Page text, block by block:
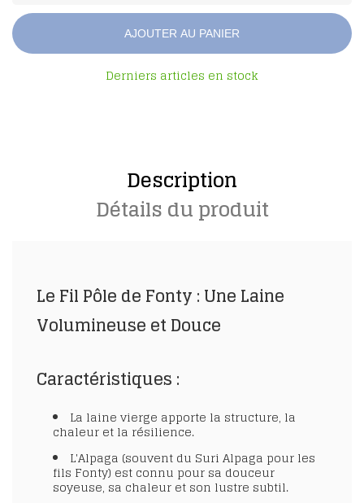
AJOUTER AU PANIER
Derniers articles en stock
Description
Détails du produit
Le Fil Pôle de Fonty : Une Laine
Volumineuse et Douce
Caractéristiques :
La laine vierge apporte la structure, la
chaleur et la résilience.
L'Alpaga (souvent du Suri Alpaga pour les
fils Fonty) est connu pour sa douceur
soyeuse, sa chaleur et son lustre subtil.